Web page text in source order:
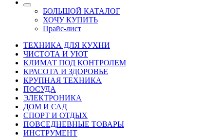
БОЛЬШОЙ КАТАЛОГ
ХОЧУ КУПИТЬ
Прайс-лист
ТЕХНИКА ДЛЯ КУХНИ
ЧИСТОТА И УЮТ
КЛИМАТ ПОД КОНТРОЛЕМ
КРАСОТА И ЗДОРОВЬЕ
КРУПНАЯ ТЕХНИКА
ПОСУДА
ЭЛЕКТРОНИКА
ДОМ И САД
СПОРТ И ОТДЫХ
ПОВСЕДНЕВНЫЕ ТОВАРЫ
ИНСТРУМЕНТ